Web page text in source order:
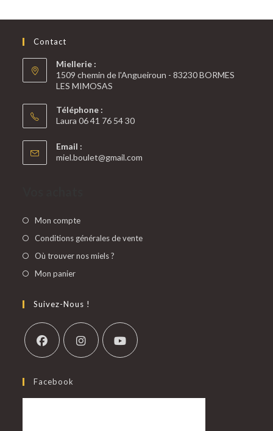
Contact
Miellerie :
1509 chemin de l'Angueiroun - 83230 BORMES
LES MIMOSAS
Téléphone :
Laura 06 41 76 54 30
Email :
miel.boulet@gmail.com
Mon compte
Conditions générales de vente
Où trouver nos miels ?
Mon panier
Suivez-Nous !
Facebook